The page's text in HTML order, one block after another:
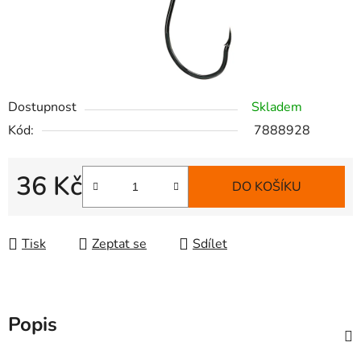
Dostupnost
Skladem
Kód:
7888928
36 Kč
Měrná cena:
DO KOŠÍKU
Tisk Zeptat se Sdílet
Popis